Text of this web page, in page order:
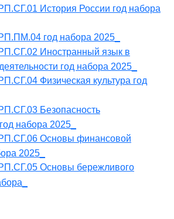
История России год набора
год набора 2025_
Иностранный язык в
год набора 2025_
Физическая культура год
Безопасность
набора 2025_
Основы финансовой
2025_
Основы бережливого